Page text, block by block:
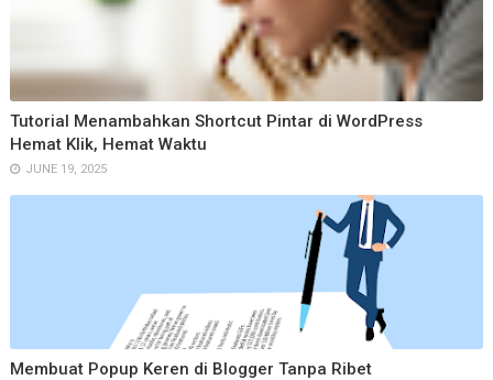
Tutorial Menambahkan Shortcut Pintar di WordPress
Hemat Klik, Hemat Waktu
JUNE 19, 2025
Membuat Popup Keren di Blogger Tanpa Ribet